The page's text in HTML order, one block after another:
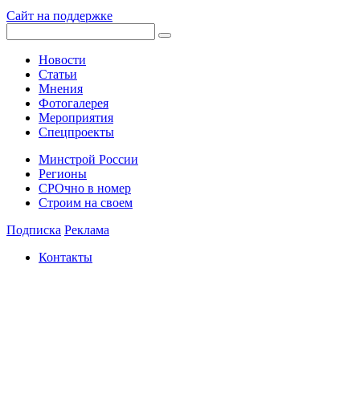
Сайт на поддержке
Новости
Статьи
Мнения
Фотогалерея
Мероприятия
Спецпроекты
Минстрой России
Регионы
СРОчно в номер
Строим на своем
Подписка Реклама
Контакты